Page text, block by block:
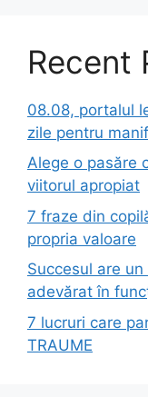
Recent
08.08, portalul
zile pentru
Alege o pasăre
viitorul apropiat
7 fraze din
propria valoare
Succesul are
adevărat în
7 lucruri care
TRAUME